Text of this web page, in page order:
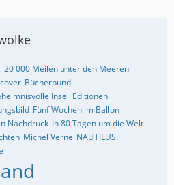
20 000 Meilen unter den Meeren
Bücherbund
Insel Editionen
Fünf Wochen im Ballon
Nachdruck In 80 Tagen um die Welt
Michel Verne NAUTILUS